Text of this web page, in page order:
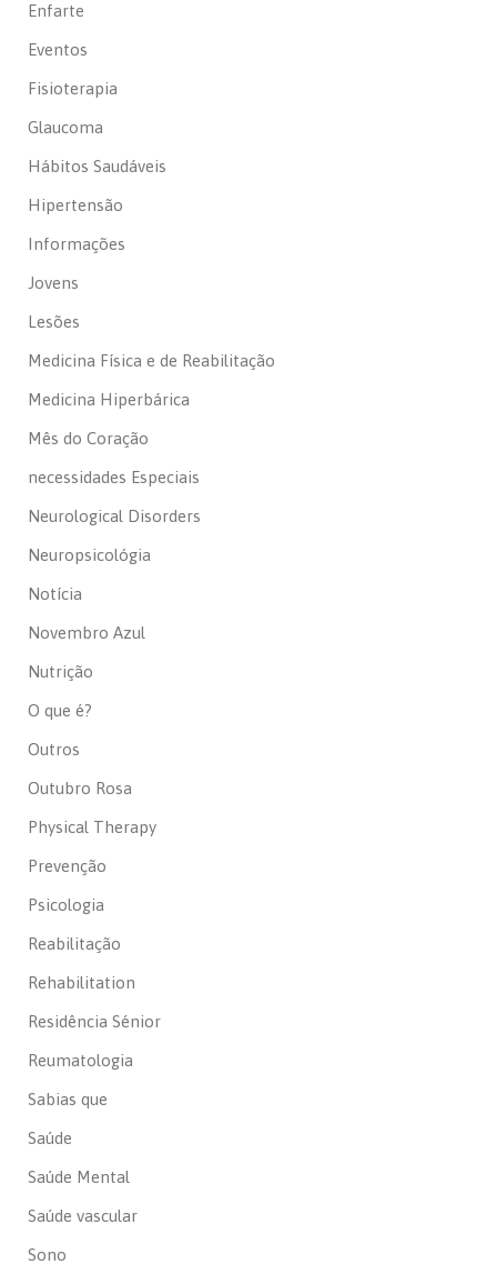
Enfarte
Eventos
Fisioterapia
Glaucoma
Hábitos Saudáveis
Hipertensão
Informações
Jovens
Lesões
Medicina Física e de Reabilitação
Medicina Hiperbárica
Mês do Coração
necessidades Especiais
Neurological Disorders
Neuropsicológia
Notícia
Novembro Azul
Nutrição
O que é?
Outros
Outubro Rosa
Physical Therapy
Prevenção
Psicologia
Reabilitação
Rehabilitation
Residência Sénior
Reumatologia
Sabias que
Saúde
Saúde Mental
Saúde vascular
Sono